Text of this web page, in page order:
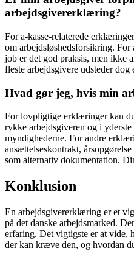
arbejdsgivererklæring?
For a-kasse-relaterede
om arbejdsløshedsforsikring.
job er det god praksis, men ikke
fleste arbejdsgivere udsteder
Hvad gør jeg, hvis min
For lovpligtige erklæringer kan
rykke arbejdsgiveren og i
myndighederne. For andre
ansættelseskontrakt,
som alternativ dokumentation.
Konklusion
En arbejdsgivererklæring er et
på det danske arbejdsmarked.
erfaring. Det vigtigste er at vide,
der kan kræve den, og hvordan